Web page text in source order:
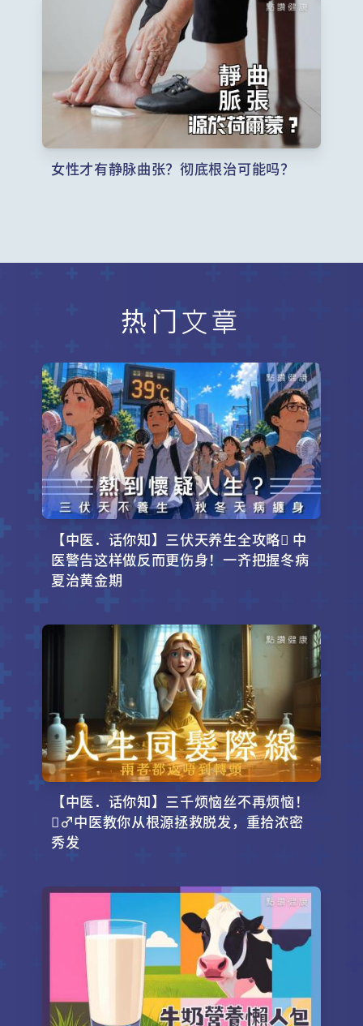
女性才有静脉曲张？彻底根治可能吗？
热门文章
【中医．话你知】三伏天养生全攻略 中
医警告这样做反而更伤身！一齐把握冬病
夏治黄金期
【中医．话你知】三千烦恼丝不再烦恼！
‍♂️中医教你从根源拯救脱发，重拾浓密
秀发